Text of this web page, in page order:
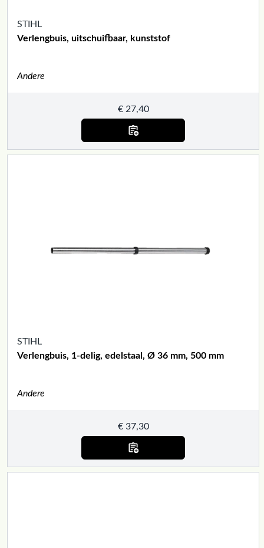
STIHL
Verlengbuis, uitschuifbaar, kunststof
Andere
€27,40
STIHL
Verlengbuis, 1-delig, edelstaal, Ø 36 mm, 500 mm
Andere
€37,30